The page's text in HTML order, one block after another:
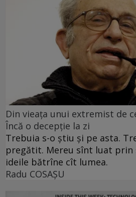
Din vieaţa unui extremist de
Încă o decepţie la zi
Trebuia s-o ştiu şi pe asta.
pregătit. Mereu sînt luat prin
ideile bătrîne cît lumea.
Radu COSAŞU